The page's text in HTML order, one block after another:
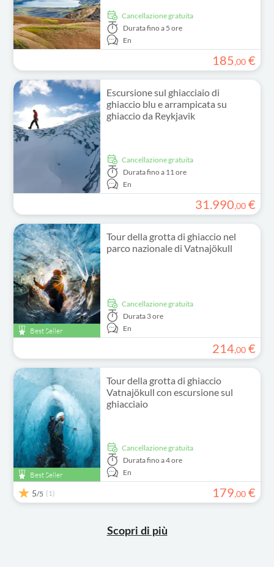
Cancellazione gratuita
Duratafino a 5 ore
En
185,00 €
Escursione sul ghiacciaio di
ghiaccio blu e arrampicata su
ghiaccio da Reykjavik
Cancellazione gratuita
Duratafino a 11 ore
En
31.990,00 €
Best Seller
Tour della grotta di ghiaccio nel
parco nazionale di Vatnajökull
Cancellazione gratuita
Durata 3 ore
En
214,00 €
Best Seller
Tour della grotta di ghiaccio
Vatnajökull con escursione sul
ghiacciaio
Cancellazione gratuita
Duratafino a 4 ore
En
5/5 (1) 179,00 €
Scopri di più